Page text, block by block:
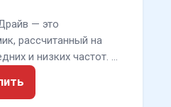
— это
рассчитанный на
и низких частот. …